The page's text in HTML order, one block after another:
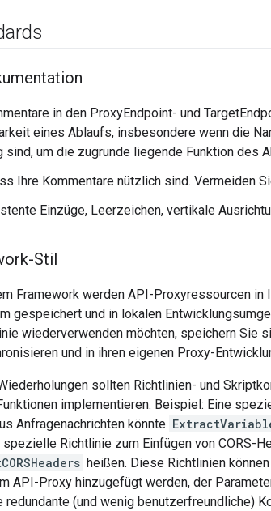
in den ProxyEndpoint- und
eines Ablaufs, insbesondere wenn die
um die zugrunde liegende Funktion des
Ihre Kommentare nützlich sind. Vermeiden
Einzüge, Leerzeichen, vertikale
Stil
Framework werden API-Proxyressourcen in
gespeichert und in lokalen
wiederverwenden möchten, speichern Sie
und in ihren eigenen Proxy-
sollten Richtlinien- und
implementieren. Beispiel: Eine
Anfragenachrichten könnte
Richtlinie zum Einfügen von CORS-
heißen. Diese Richtlinien
API-Proxy hinzugefügt werden, der
(und wenig benutzerfreundliche)